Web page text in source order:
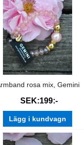
rosa mix, Gemini
SEK:199:-
Lägg i kundvagn